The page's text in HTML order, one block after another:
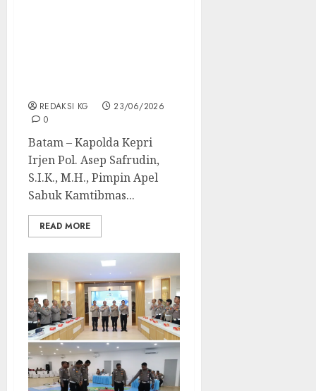
REDAKSI KG
23/06/2026
0
Batam – Kapolda Kepri
Irjen Pol. Asep Safrudin,
S.I.K., M.H., Pimpin Apel
Sabuk Kamtibmas...
READ MORE